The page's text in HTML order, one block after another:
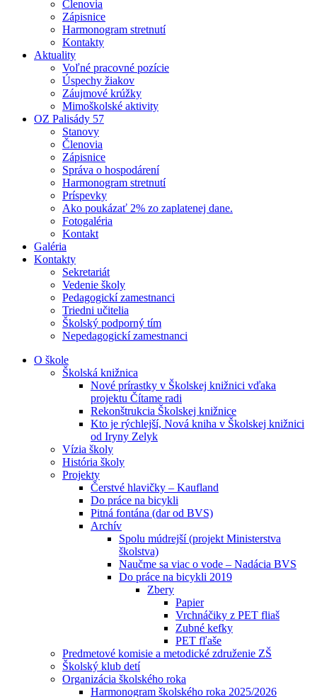
Členovia
Zápisnice
Harmonogram stretnutí
Kontakty
Aktuality
Voľné pracovné pozície
Úspechy žiakov
Záujmové krúžky
Mimoškolské aktivity
OZ Palisády 57
Stanovy
Členovia
Zápisnice
Správa o hospodárení
Harmonogram stretnutí
Príspevky
Ako poukázať 2% zo zaplatenej dane.
Fotogaléria
Kontakt
Galéria
Kontakty
Sekretariát
Vedenie školy
Pedagogickí zamestnanci
Triedni učitelia
Školský podporný tím
Nepedagogickí zamestnanci
O škole
Školská knižnica
Nové prírastky v Školskej knižnici vďaka
projektu Čítame radi
Rekonštrukcia Školskej knižnice
Kto je rýchlejší, Nová kniha v Školskej knižnici
od Iryny Zelyk
Vízia školy
História školy
Projekty
Čerstvé hlavičky – Kaufland
Do práce na bicykli
Pitná fontána (dar od BVS)
Archív
Spolu múdrejší (projekt Ministerstva
školstva)
Naučme sa viac o vode – Nadácia BVS
Do práce na bicykli 2019
Zbery
Papier
Vrchnáčiky z PET fliaš
Zubné kefky
PET fľaše
Predmetové komisie a metodické združenie ZŠ
Školský klub detí
Organizácia školského roka
Harmonogram školského roka 2025/2026